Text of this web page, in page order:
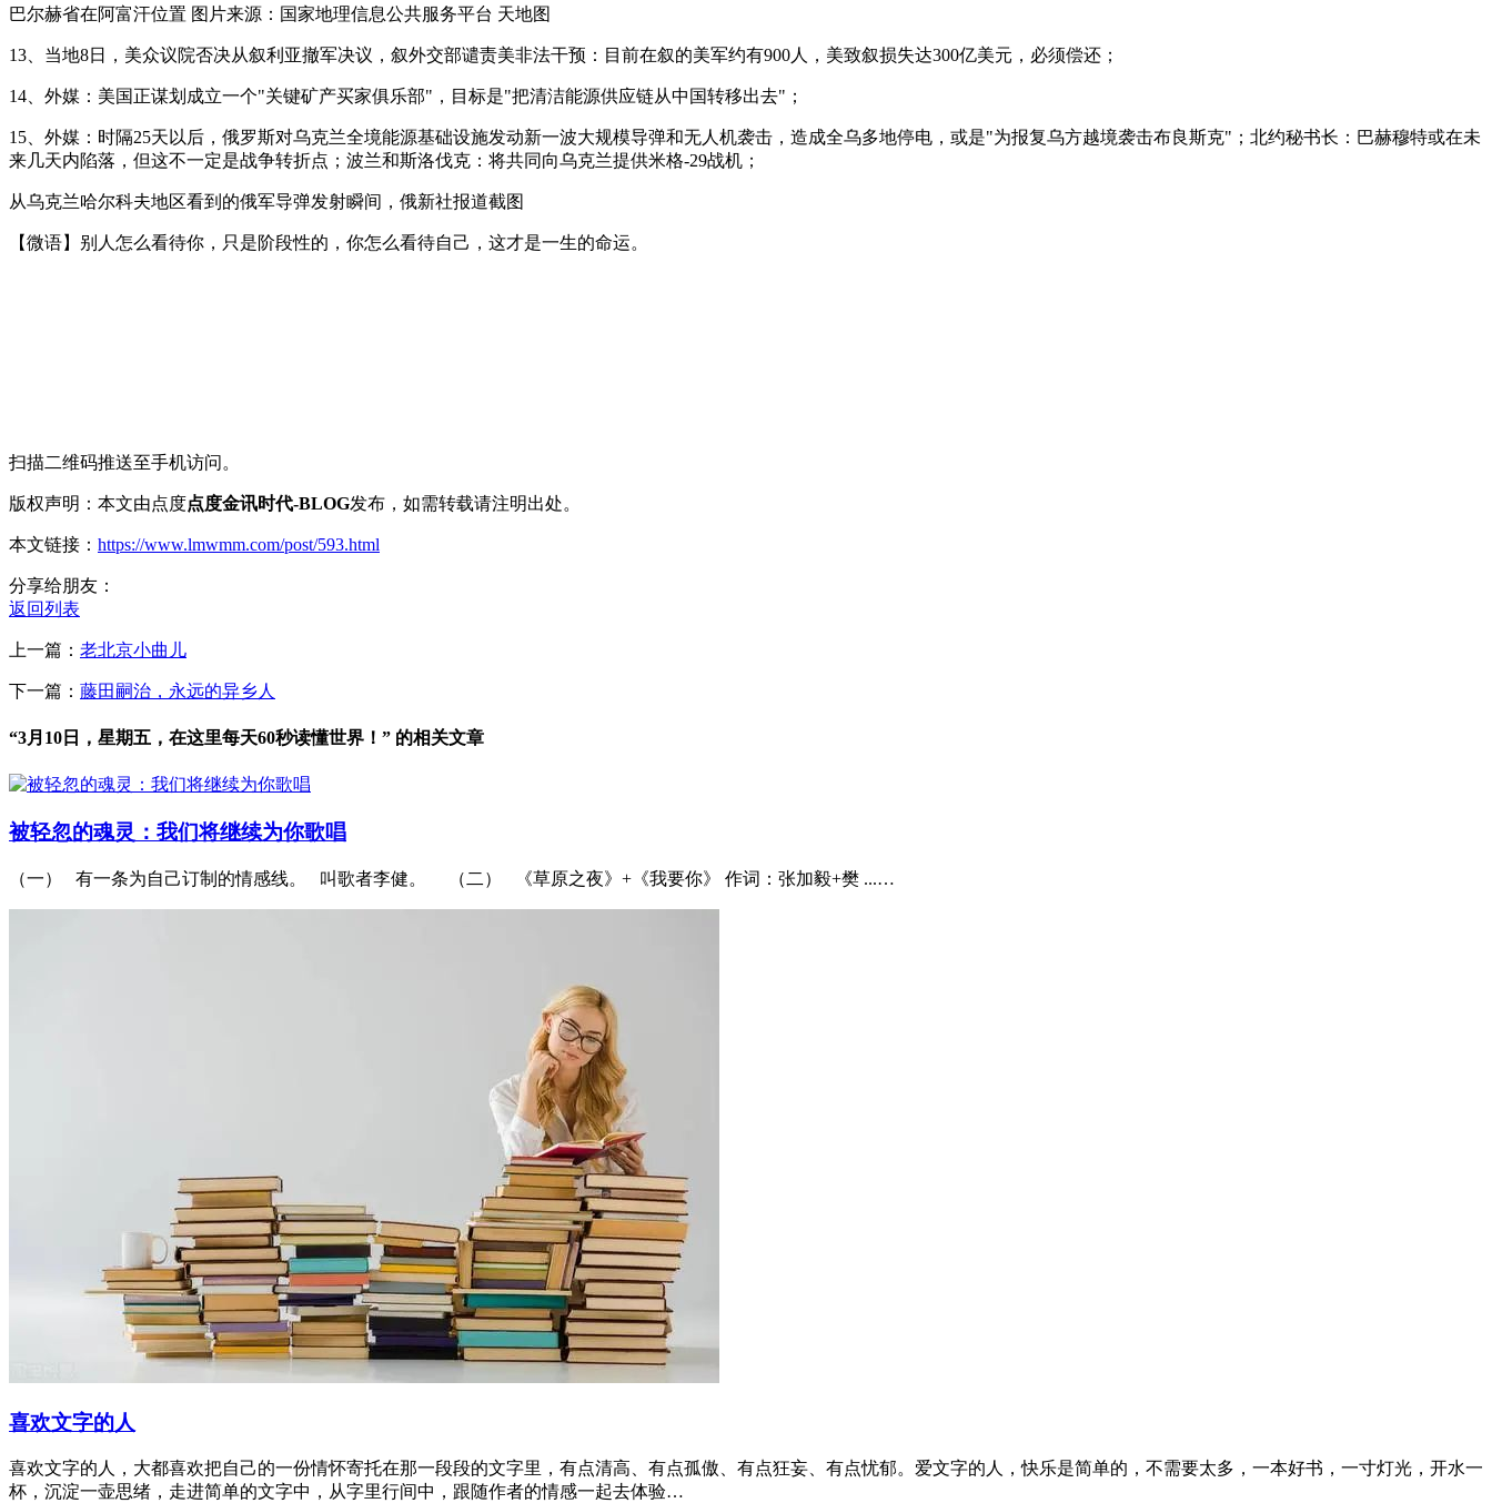
巴尔赫省在阿富汗位置 图片来源：国家地理信息公共服务平台 天地图
13、当地8日，美众议院否决从叙利亚撤军决议，叙外交部谴责美非法干预：目前在叙的美军约有900人，美致叙损失达300亿美元，必须偿还；
14、外媒：美国正谋划成立一个"关键矿产买家俱乐部"，目标是"把清洁能源供应链从中国转移出去"；
15、外媒：时隔25天以后，俄罗斯对乌克兰全境能源基础设施发动新一波大规模导弹和无人机袭击，造成全乌多地停电，或是"为报复乌方越境袭击布良斯克"；北约秘书长：巴赫穆特或在未
来几天内陷落，但这不一定是战争转折点；波兰和斯洛伐克：将共同向乌克兰提供米格-29战机；
从乌克兰哈尔科夫地区看到的俄军导弹发射瞬间，俄新社报道截图
【微语】别人怎么看待你，只是阶段性的，你怎么看待自己，这才是一生的命运。
扫描二维码推送至手机访问。
版权声明：本文由点度点度金讯时代-BLOG发布，如需转载请注明出处。
本文链接： https://www.lmwmm.com/post/593.html
分享给朋友：
返回列表
上一篇： 老北京小曲儿
下一篇： 藤田嗣治，永远的异乡人
“3月10日，星期五，在这里每天60秒读懂世界！” 的相关文章
被轻忽的魂灵：我们将继续为你歌唱
（一） 有一条为自己订制的情感线。 叫歌者李健。 （二） 《草原之夜》+《我要你》 作词：张加毅+樊 ...…
喜欢文字的人
喜欢文字的人，大都喜欢把自己的一份情怀寄托在那一段段的文字里，有点清高、有点孤傲、有点狂妄、有点忧郁。爱文字的人，快乐是简单的，不需要太多，一本好书，一寸灯光，开水一
杯，沉淀一壶思绪，走进简单的文字中，从字里行间中，跟随作者的情感一起去体验…